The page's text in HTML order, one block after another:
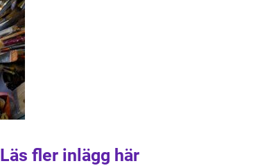
Läs fler inlägg här